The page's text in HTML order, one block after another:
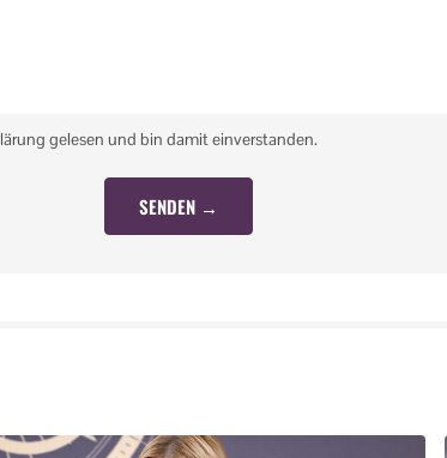
gelesen und bin damit einverstanden.